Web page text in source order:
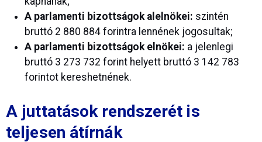
A parlamenti bizottságok alelnökei: szintén
bruttó 2 880 884 forintra lennének jogosultak;
A parlamenti bizottságok elnökei: a jelenlegi
bruttó 3 273 732 forint helyett bruttó 3 142 783
forintot kereshetnének.
A juttatások rendszerét is
teljesen átírnák